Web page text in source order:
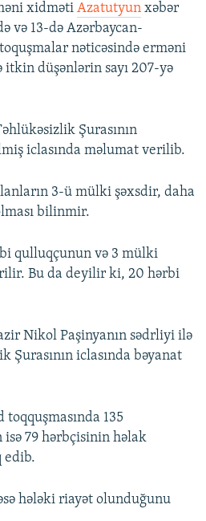
xidməti Azatutyun xəbər
və 13-də Azərbaycan-
nəticəsində erməni
düşənlərin sayı 207-yə
Şurasının
iclasında məlumat verilib.
3-ü mülki şəxsdir, daha
bilinmir.
qulluqçunun və 3 mülki
Bu da deyilir ki, 20 hərbi
Nikol Paşinyanın sədrliyi ilə
Şurasının iclasında bəyanat
135
79 hərbçisinin həlak
edib.
hələki riayət olunduğunu